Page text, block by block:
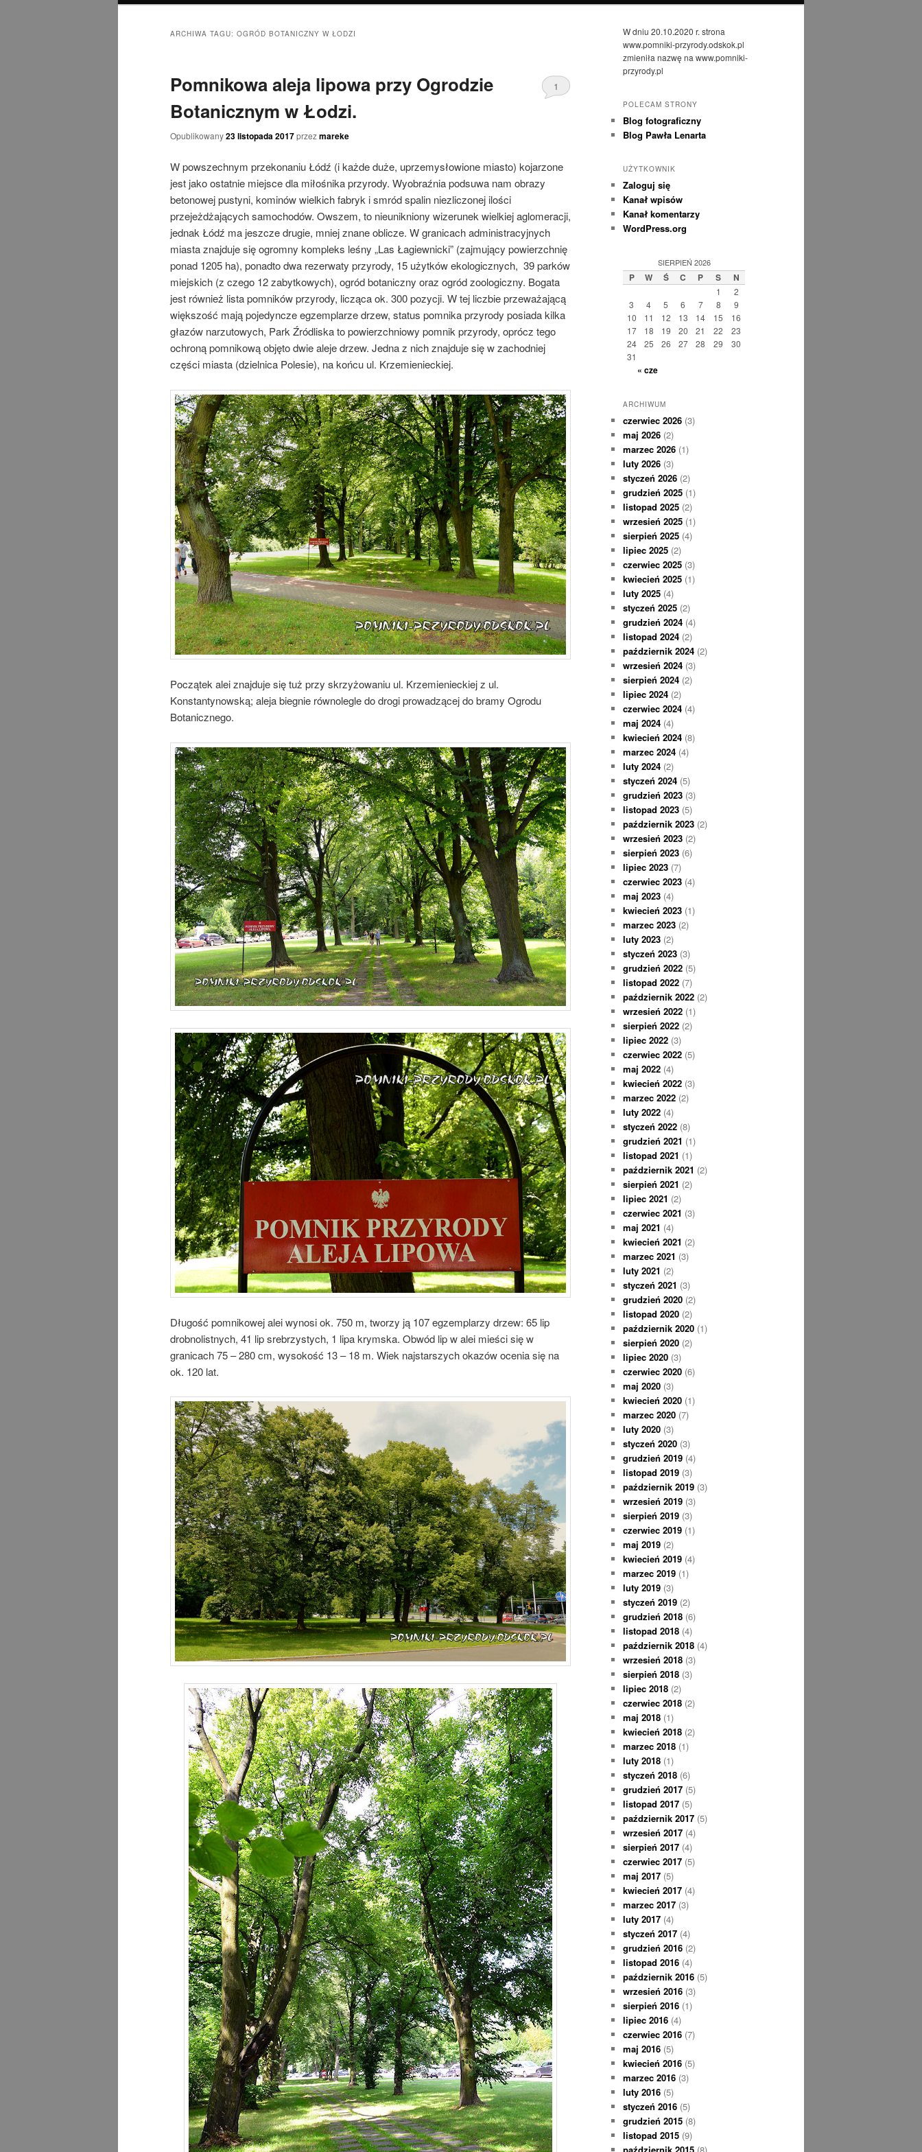
ARCHIWA TAGU: OGRÓD BOTANICZNY W ŁODZI
Pomnikowa aleja lipowa przy Ogrodzie
Botanicznym w Łodzi.
Opublikowany23 listopada 2017przezmareke
1
W powszechnym przekonaniu Łódź (i każde duże, uprzemysłowione miasto) kojarzone
jest jako ostatnie miejsce dla miłośnika przyrody. Wyobraźnia podsuwa nam obrazy
betonowej pustyni, kominów wielkich fabryk i smród spalin niezliczonej ilości
przejeżdżających samochodów. Owszem, to nieunikniony wizerunek wielkiej aglomeracji,
jednak Łódź ma jeszcze drugie, mniej znane oblicze. W granicach administracyjnych
miasta znajduje się ogromny kompleks leśny „Las Łagiewnicki” (zajmujący powierzchnię
ponad 1205 ha), ponadto dwa rezerwaty przyrody, 15 użytków ekologicznych, 39 parków
miejskich (z czego 12 zabytkowych), ogród botaniczny oraz ogród zoologiczny. Bogata
jest również lista pomników przyrody, licząca ok. 300 pozycji. W tej liczbie przeważającą
większość mają pojedyncze egzemplarze drzew, status pomnika przyrody posiada kilka
głazów narzutowych, Park Źródliska to powierzchniowy pomnik przyrody, oprócz tego
ochroną pomnikową objęto dwie aleje drzew. Jedna z nich znajduje się w zachodniej
części miasta (dzielnica Polesie), na końcu ul. Krzemienieckiej.
Początek alei znajduje się tuż przy skrzyżowaniu ul. Krzemienieckiej z ul.
Konstantynowską; aleja biegnie równolegle do drogi prowadzącej do bramy Ogrodu
Botanicznego.
Długość pomnikowej alei wynosi ok. 750 m, tworzy ją 107 egzemplarzy drzew: 65 lip
drobnolistnych, 41 lip srebrzystych, 1 lipa krymska. Obwód lip w alei mieści się w
granicach 75 – 280 cm, wysokość 13 – 18 m. Wiek najstarszych okazów ocenia się na
ok. 120 lat.
W dniu 20.10.2020 r. strona
www.pomniki-przyrody.odskok.pl
zmieniła nazwę na www.pomniki-
przyrody.pl
POLECAM STRONY
Blog fotograficzny
Blog Pawła Lenarta
UŻYTKOWNIK
Zaloguj się
Kanał wpisów
Kanał komentarzy
WordPress.org
SIERPIEŃ 2026
P W Ś C P S N
1
2
3
4 5 6 7 8
9
10
11 12 13 14 15
16
17
18 19 20 21 22
23
24
25 26 27 28 29
30
31
« cze
ARCHIWUM
czerwiec 2026 (3)
maj 2026 (2)
marzec 2026 (1)
luty 2026 (3)
styczeń 2026 (2)
grudzień 2025 (1)
listopad 2025 (2)
wrzesień 2025 (1)
sierpień 2025 (4)
lipiec 2025 (2)
czerwiec 2025 (3)
kwiecień 2025 (1)
luty 2025 (4)
styczeń 2025 (2)
grudzień 2024 (4)
listopad 2024 (2)
październik 2024 (2)
wrzesień 2024 (3)
sierpień 2024 (2)
lipiec 2024 (2)
czerwiec 2024 (4)
maj 2024 (4)
kwiecień 2024 (8)
marzec 2024 (4)
luty 2024 (2)
styczeń 2024 (5)
grudzień 2023 (3)
listopad 2023 (5)
październik 2023 (2)
wrzesień 2023 (2)
sierpień 2023 (6)
lipiec 2023 (7)
czerwiec 2023 (4)
maj 2023 (4)
kwiecień 2023 (1)
marzec 2023 (2)
luty 2023 (2)
styczeń 2023 (3)
grudzień 2022 (5)
listopad 2022 (7)
październik 2022 (2)
wrzesień 2022 (1)
sierpień 2022 (2)
lipiec 2022 (3)
czerwiec 2022 (5)
maj 2022 (4)
kwiecień 2022 (3)
marzec 2022 (2)
luty 2022 (4)
styczeń 2022 (8)
grudzień 2021 (1)
listopad 2021 (1)
październik 2021 (2)
sierpień 2021 (2)
lipiec 2021 (2)
czerwiec 2021 (3)
maj 2021 (4)
kwiecień 2021 (2)
marzec 2021 (3)
luty 2021 (2)
styczeń 2021 (3)
grudzień 2020 (2)
listopad 2020 (2)
październik 2020 (1)
sierpień 2020 (2)
lipiec 2020 (3)
czerwiec 2020 (6)
maj 2020 (3)
kwiecień 2020 (1)
marzec 2020 (7)
luty 2020 (3)
styczeń 2020 (3)
grudzień 2019 (4)
listopad 2019 (3)
październik 2019 (3)
wrzesień 2019 (3)
sierpień 2019 (3)
czerwiec 2019 (1)
maj 2019 (2)
kwiecień 2019 (4)
marzec 2019 (1)
luty 2019 (3)
styczeń 2019 (2)
grudzień 2018 (6)
listopad 2018 (4)
październik 2018 (4)
wrzesień 2018 (3)
sierpień 2018 (3)
lipiec 2018 (2)
czerwiec 2018 (2)
maj 2018 (1)
kwiecień 2018 (2)
marzec 2018 (1)
luty 2018 (1)
styczeń 2018 (6)
grudzień 2017 (5)
listopad 2017 (5)
październik 2017 (5)
wrzesień 2017 (4)
sierpień 2017 (4)
czerwiec 2017 (5)
maj 2017 (5)
kwiecień 2017 (4)
marzec 2017 (3)
luty 2017 (4)
styczeń 2017 (4)
grudzień 2016 (2)
listopad 2016 (4)
październik 2016 (5)
wrzesień 2016 (3)
sierpień 2016 (1)
lipiec 2016 (4)
czerwiec 2016 (7)
maj 2016 (5)
kwiecień 2016 (5)
marzec 2016 (3)
luty 2016 (5)
styczeń 2016 (5)
grudzień 2015 (8)
listopad 2015 (9)